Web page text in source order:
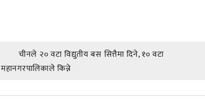
Post
navigation
चीनले २० वटा विद्युतीय बस सित्तैमा दिने, १० वटा
महानगरपालिकाले किन्ने